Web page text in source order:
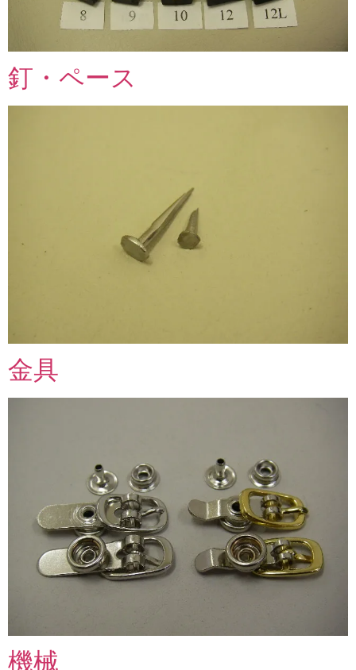
釘・ペース
金具
機械